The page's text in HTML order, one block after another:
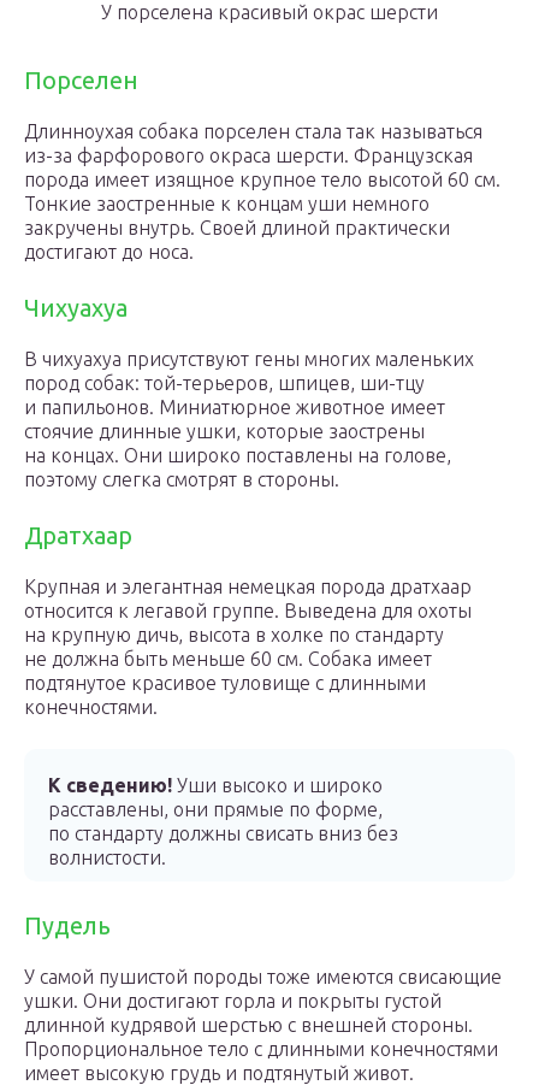
У порселена красивый окрас шерсти
Порселен
Длинноухая собака порселен стала так называться
из-за фарфорового окраса шерсти. Французская
порода имеет изящное крупное тело высотой 60 см.
Тонкие заостренные к концам уши немного
закручены внутрь. Своей длиной практически
достигают до носа.
Чихуахуа
В чихуахуа присутствуют гены многих маленьких
пород собак: той-терьеров, шпицев, ши-тцу
и папильонов. Миниатюрное животное имеет
стоячие длинные ушки, которые заострены
на концах. Они широко поставлены на голове,
поэтому слегка смотрят в стороны.
Дратхаар
Крупная и элегантная немецкая порода дратхаар
относится к легавой группе. Выведена для охоты
на крупную дичь, высота в холке по стандарту
не должна быть меньше 60 см. Собака имеет
подтянутое красивое туловище с длинными
конечностями.
К сведению! Уши высоко и широко
расставлены, они прямые по форме,
по стандарту должны свисать вниз без
волнистости.
Пудель
У самой пушистой породы тоже имеются свисающие
ушки. Они достигают горла и покрыты густой
длинной кудрявой шерстью с внешней стороны.
Пропорциональное тело с длинными конечностями
имеет высокую грудь и подтянутый живот.